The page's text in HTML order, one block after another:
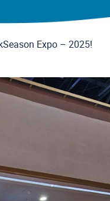
Expo – 2025!